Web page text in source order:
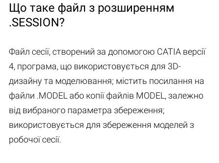
Що таке файл з розширенням
.SESSION?
Файл сесії, створений за допомогою CATIA версії
4, програма, що використовується для 3D-
дизайну та моделювання; містить посилання на
файли .MODEL або копії файлів MODEL, залежно
від вибраного параметра збереження;
використовується для збереження моделей з
робочої сесії.